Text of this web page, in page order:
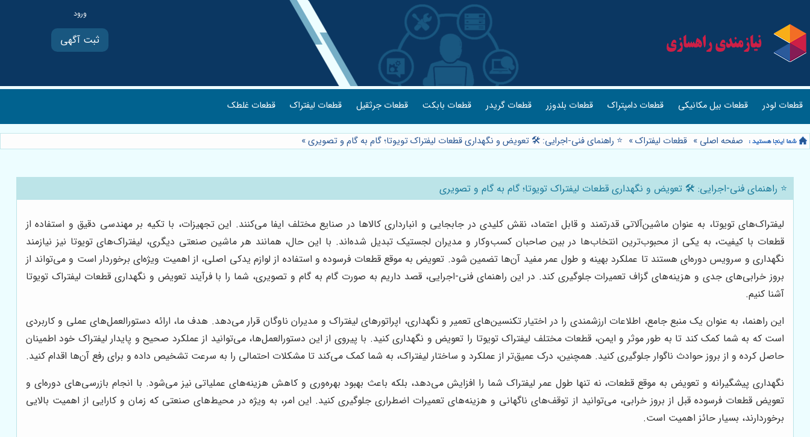
ثبت آگهی
قطعات لودر قطعات بیل مکانیکی قطعات دامپتراک قطعات بلدوزر قطعات گریدر قطعات بابکت قطعات جرثقیل قطعات لیفتراک قطعات غلطک
صفحه اصلی » قطعات لیفتراک» ⭐️ راهنمای فنی-اجرایی: 🛠️ تعویض و نگهداری قطعات لیفتراک تویوتا؛ گام به گام و تصویری»
⭐️ راهنمای فنی-اجرایی: 🛠️ تعویض و نگهداری قطعات لیفتراک تویوتا؛ گام به گام و تصویری
لیفتراک‌های تویوتا، به عنوان ماشین‌آلاتی قدرتمند و قابل اعتماد، نقش کلیدی در جابجایی و انبارداری کالاها در صنایع مختلف ایفا می‌کنند. این تجهیزات، با تکیه بر مهندسی دقیق و استفاده از
قطعات با کیفیت، به یکی از محبوب‌ترین انتخاب‌ها در بین صاحبان کسب‌وکار و مدیران لجستیک تبدیل شده‌اند. با این حال، همانند هر ماشین صنعتی دیگری، لیفتراک‌های تویوتا نیز نیازمند
نگهداری و سرویس دوره‌ای هستند تا عملکرد بهینه و طول عمر مفید آن‌ها تضمین شود. تعویض به موقع قطعات فرسوده و استفاده از لوازم یدکی اصلی، از اهمیت ویژه‌ای برخوردار است و می‌تواند از
بروز خرابی‌های جدی و هزینه‌های گزاف تعمیرات جلوگیری کند. در این راهنمای فنی-اجرایی، قصد داریم به صورت گام به گام و تصویری، شما را با فرآیند تعویض و نگهداری قطعات لیفتراک تویوتا
آشنا کنیم.
این راهنما، به عنوان یک منبع جامع، اطلاعات ارزشمندی را در اختیار تکنسین‌های تعمیر و نگهداری، اپراتورهای لیفتراک و مدیران ناوگان قرار می‌دهد. هدف ما، ارائه دستورالعمل‌های عملی و کاربردی
است که به شما کمک کند تا به طور موثر و ایمن، قطعات مختلف لیفتراک تویوتا را تعویض و نگهداری کنید. با پیروی از این دستورالعمل‌ها، می‌توانید از عملکرد صحیح و پایدار لیفتراک خود اطمینان
حاصل کرده و از بروز حوادث ناگوار جلوگیری کنید. همچنین، درک عمیق‌تر از عملکرد و ساختار لیفتراک، به شما کمک می‌کند تا مشکلات احتمالی را به سرعت تشخیص داده و برای رفع آن‌ها اقدام کنید.
نگهداری پیشگیرانه و تعویض به موقع قطعات، نه تنها طول عمر لیفتراک شما را افزایش می‌دهد، بلکه باعث بهبود بهره‌وری و کاهش هزینه‌های عملیاتی نیز می‌شود. با انجام بازرسی‌های دوره‌ای و
تعویض قطعات فرسوده قبل از بروز خرابی، می‌توانید از توقف‌های ناگهانی و هزینه‌های تعمیرات اضطراری جلوگیری کنید. این امر، به ویژه در محیط‌های صنعتی که زمان و کارایی از اهمیت بالایی
برخوردارند، بسیار حائز اهمیت است.